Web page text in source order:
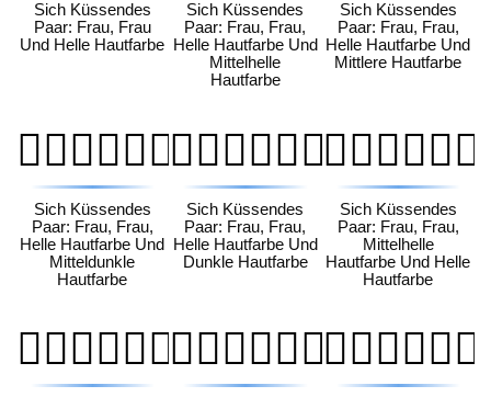
Sich Küssendes
Paar: Frau, Frau
Und Helle Hautfarbe
Sich Küssendes
Paar: Frau, Frau,
Helle Hautfarbe Und
Mittelhelle
Hautfarbe
Sich Küssendes
Paar: Frau, Frau,
Helle Hautfarbe Und
Mittlere Hautfarbe
👩🏻‍❤️‍💋‍👩🏾
Sich Küssendes
Paar: Frau, Frau,
Helle Hautfarbe Und
Mitteldunkle
Hautfarbe
👩🏻‍❤️‍💋‍👩🏿
Sich Küssendes
Paar: Frau, Frau,
Helle Hautfarbe Und
Dunkle Hautfarbe
👩🏼‍❤️‍💋‍👩🏻
Sich Küssendes
Paar: Frau, Frau,
Mittelhelle
Hautfarbe Und Helle
Hautfarbe
👩🏼‍❤️‍💋‍👩🏼👩🏼‍❤️‍💋‍👩🏽👩🏼‍❤️‍💋‍👩🏾